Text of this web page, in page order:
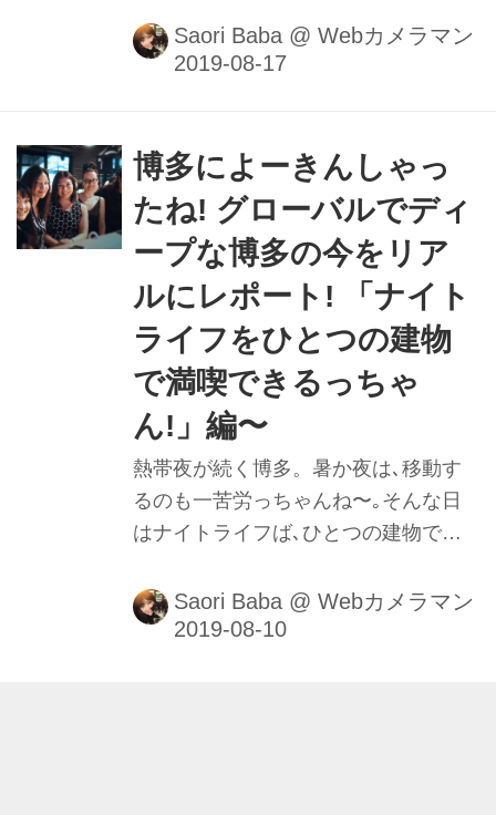
ど､その先に見えたものもあるとよ｡も
ちろん､大当たりのお店に出会うこと
おり
Saori Baba @ Webカメラマン
博多によーきんしゃっ
たね! グローバルでディ
ープな博多の今をリア
ルにレポート! 「ナイト
ライフをひとつの建物
で満喫できるっちゃ
ん!」編〜
熱帯夜が続く博多。暑か夜は､移動す
るのも一苦労っちゃんね〜｡そんな日
はナイトライフば､ひとつの建物でち
ンドミラージュ)がオススメ! 有名アー
ティストのパフォーマンスもリーズナ
Saori Baba @ Webカメラマン